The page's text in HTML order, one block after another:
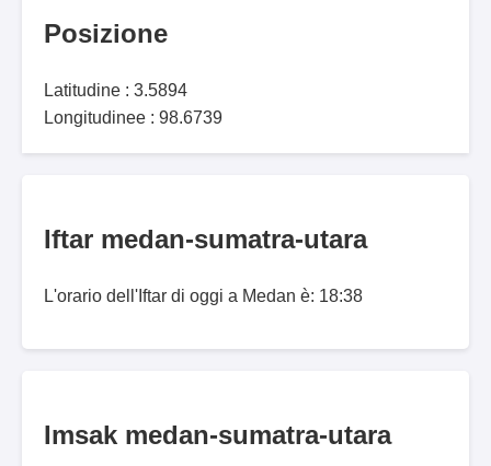
Posizione
Latitudine : 3.5894
Longitudinee : 98.6739
Iftar medan-sumatra-utara
L'orario dell'Iftar di oggi a Medan è: 18:38
Imsak medan-sumatra-utara